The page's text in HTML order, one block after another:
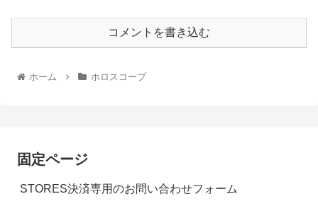
コメントを書き込む
ホーム ホロスコープ
固定ページ
STORES決済専用のお問い合わせフォーム